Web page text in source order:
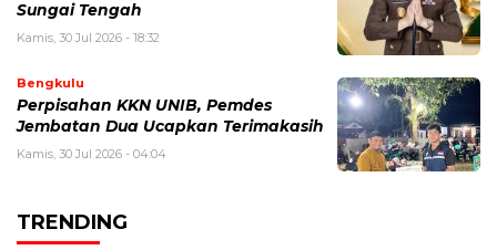
Sungai Tengah
Kamis, 30 Jul 2026 - 18:32
Bengkulu
Perpisahan KKN UNIB, Pemdes
Jembatan Dua Ucapkan Terimakasih
Kamis, 30 Jul 2026 - 04:04
TRENDING